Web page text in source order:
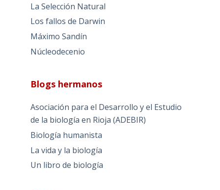
La Selección Natural
Los fallos de Darwin
Máximo Sandín
Núcleodecenio
Blogs hermanos
Asociación para el Desarrollo y el Estudio
de la biología en Rioja (ADEBIR)
Biología humanista
La vida y la biología
Un libro de biología